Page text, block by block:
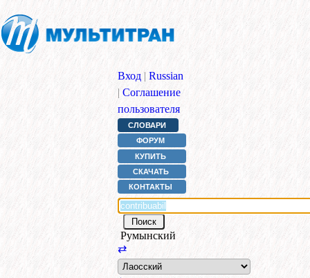
Вход | Russian
| Соглашение
пользователя
СЛОВАРИ
ФОРУМ
КУПИТЬ
СКАЧАТЬ
КОНТАКТЫ
Румынский
⇄